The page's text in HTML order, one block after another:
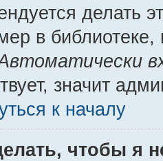
делать
в библиотеке,
значит
к началу
чтобы я